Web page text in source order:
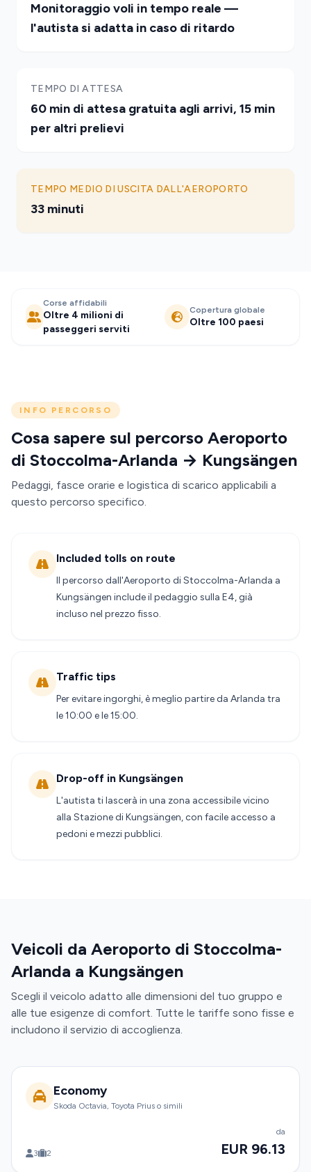
Monitoraggio voli in tempo reale —
l'autista si adatta in caso di ritardo
TEMPO DI ATTESA
60 min di attesa gratuita agli arrivi, 15 min
per altri prelievi
TEMPO MEDIO DI USCITA DALL'AEROPORTO
33 minuti
Corse affidabili
Oltre 4 milioni di
passeggeri serviti
Copertura globale
Oltre 100 paesi
INFO PERCORSO
Cosa sapere sul percorso Aeroporto
di Stoccolma-Arlanda → Kungsängen
Pedaggi, fasce orarie e logistica di scarico applicabili a
questo percorso specifico.
Included tolls on route
Il percorso dall'Aeroporto di Stoccolma-Arlanda a
Kungsängen include il pedaggio sulla E4, già
incluso nel prezzo fisso.
Traffic tips
Per evitare ingorghi, è meglio partire da Arlanda tra
le 10:00 e le 15:00.
Drop-off in Kungsängen
L'autista ti lascerà in una zona accessibile vicino
alla Stazione di Kungsängen, con facile accesso a
pedoni e mezzi pubblici.
Veicoli da Aeroporto di Stoccolma-
Arlanda a Kungsängen
Scegli il veicolo adatto alle dimensioni del tuo gruppo e
alle tue esigenze di comfort. Tutte le tariffe sono fisse e
includono il servizio di accoglienza.
Economy
Skoda Octavia, Toyota Prius o simili
3 2
da
EUR 96.13